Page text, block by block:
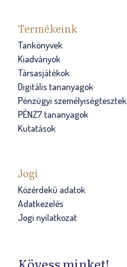
Termékeink
Tankönyvek
Kiadványok
Társasjátékok
Digitális tananyagok
Pénzügyi személyiségtesztek
PÉNZ7 tananyagok
Kutatások
Jogi
Közérdekű adatok
Adatkezelés
Jogi nyilatkozat